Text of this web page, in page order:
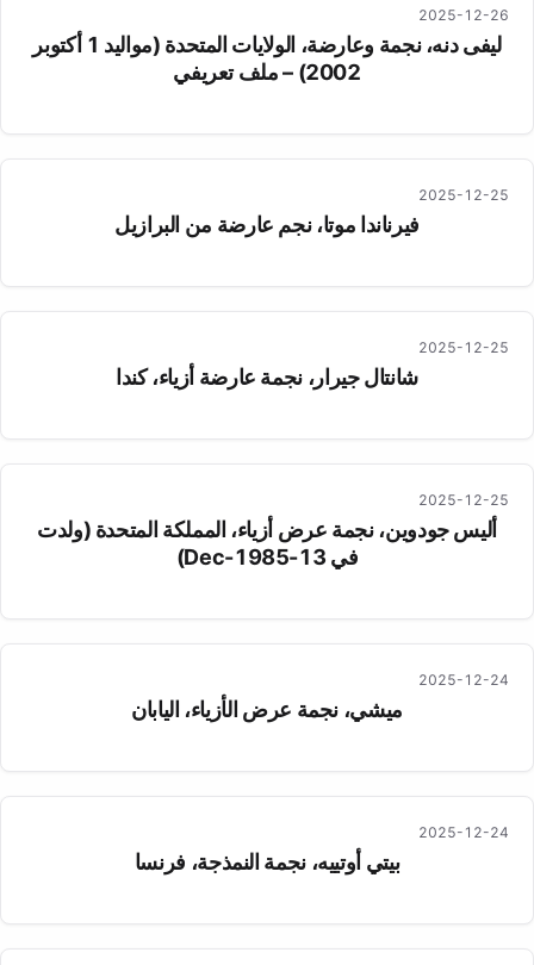
2025-12-26
ليفى دنه، نجمة وعارضة، الولايات المتحدة (مواليد 1 أكتوبر
2002) – ملف تعريفي
2025-12-25
فيرناندا موتا، نجم عارضة من البرازيل
2025-12-25
شانتال جيرار، نجمة عارضة أزياء، كندا
2025-12-25
أليس جودوين، نجمة عرض أزياء، المملكة المتحدة (ولدت
في 13-Dec-1985)
2025-12-24
ميشي، نجمة عرض الأزياء، اليابان
2025-12-24
بيتي أوتييه، نجمة النمذجة، فرنسا